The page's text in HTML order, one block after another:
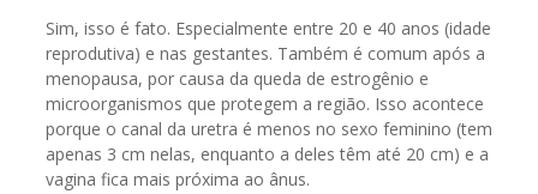
Sim, isso é fato. Especialmente entre 20 e 40 anos (idade
reprodutiva) e nas gestantes. Também é comum após a
menopausa, por causa da queda de estrogênio e
microorganismos que protegem a região. Isso acontece
porque o canal da uretra é menos no sexo feminino (tem
apenas 3 cm nelas, enquanto a deles têm até 20 cm) e a
vagina fica mais próxima ao ânus.